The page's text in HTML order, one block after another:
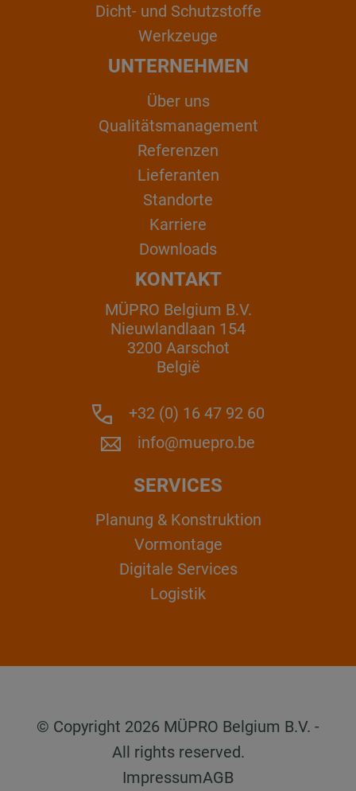
Dicht- und Schutzstoffe
Werkzeuge
UNTERNEHMEN
Über uns
Qualitätsmanagement
Referenzen
Lieferanten
Standorte
Karriere
Downloads
KONTAKT
MÜPRO Belgium B.V.
Nieuwlandlaan 154
3200 Aarschot
België
+32 (0) 16 47 92 60
info@muepro.be
SERVICES
Planung & Konstruktion
Vormontage
Digitale Services
Logistik
© Copyright 2026 MÜPRO Belgium B.V. -
All rights reserved.
ImpressumAGB